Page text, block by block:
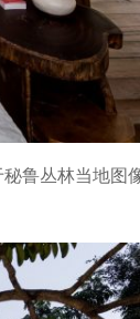
鲁丛林当地图